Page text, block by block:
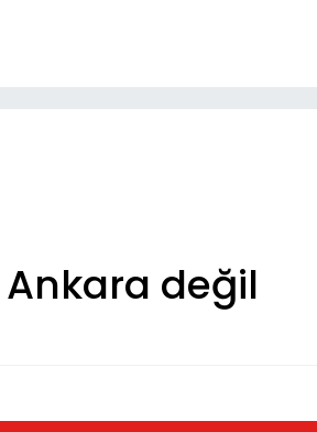
Ankara değil